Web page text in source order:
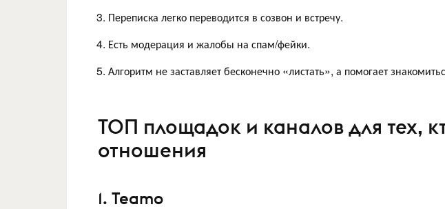
Переписка легко переводится в созвон и встречу.
Есть модерация и жалобы на спам/фейки.
Алгоритм не заставляет бесконечно «листать», а помогает
ТОП площадок и каналов для тех,
отношения
1. Teamo